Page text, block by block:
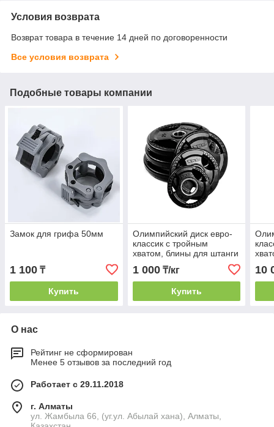
Условия возврата
Возврат товара в течение 14 дней по договоренности
Все условия возврата
Подобные товары компании
Замок для грифа 50мм
1 100 ₸
Купить
Олимпийский диск евро-
классик с тройным
хватом, блины для штанги
D=50мм.
1 000₸/кг
Купить
10
О нас
Рейтинг не сформирован
Менее 5 отзывов за последний год
Работает с 29.11.2018
г. Алматы
ул. Жамбыла 66, (уг.ул. Абылай хана), Алматы,